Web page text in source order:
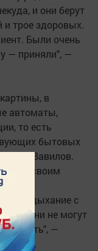
и они берут
и трое здоровых.
Были очень
— приняли", —
в
автоматы,
то есть
бытовых
Вавилов.
со своим
дыхание с
они не могут
нас есть", —